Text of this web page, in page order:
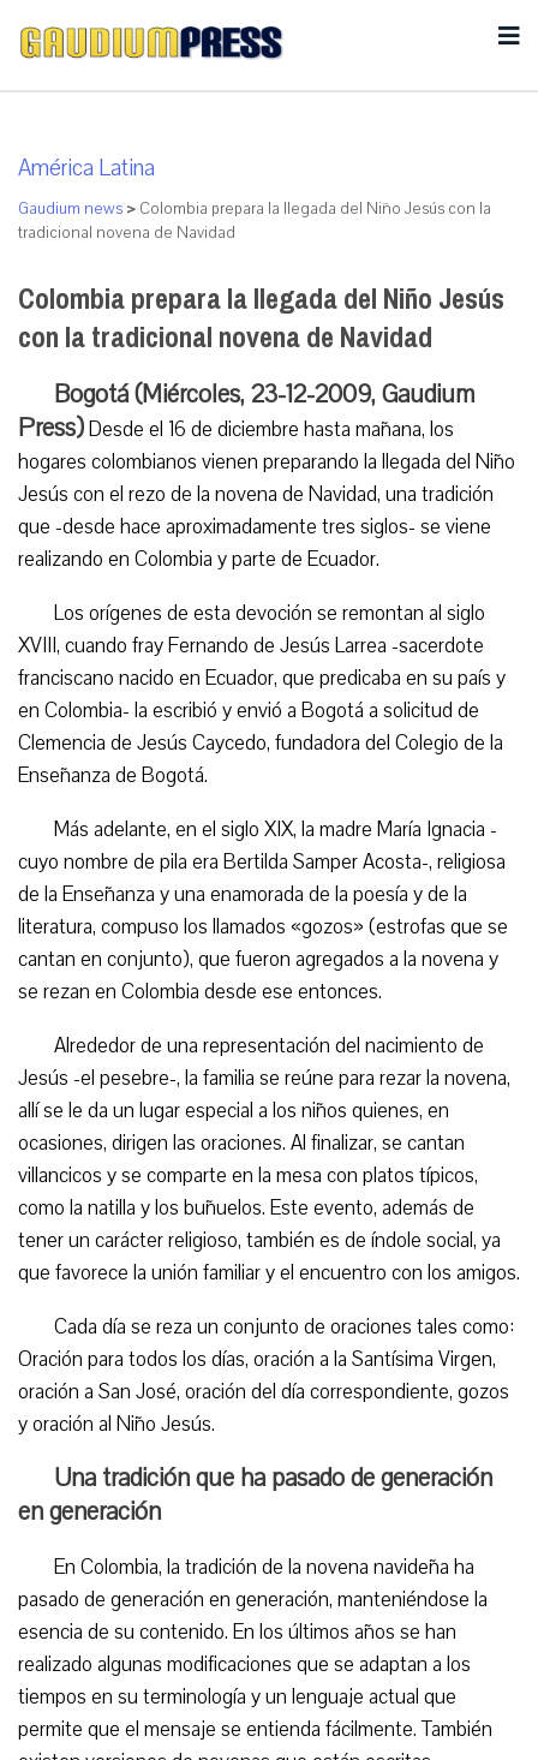
América Latina
Gaudium news > Colombia prepara la llegada del Niño Jesús con la
tradicional novena de Navidad
Colombia prepara la llegada del Niño Jesús
con la tradicional novena de Navidad
Bogotá (Miércoles, 23-12-2009, Gaudium
Press)Desde el 16 de diciembre hasta mañana, los
hogares colombianos vienen preparando la llegada del Niño
Jesús con el rezo de la novena de Navidad, una tradición
que -desde hace aproximadamente tres siglos- se viene
realizando en Colombia y parte de Ecuador.
Los orígenes de esta devoción se remontan al siglo
XVIII, cuando fray Fernando de Jesús Larrea -sacerdote
franciscano nacido en Ecuador, que predicaba en su país y
en Colombia- la escribió y envió a Bogotá a solicitud de
Clemencia de Jesús Caycedo, fundadora del Colegio de la
Enseñanza de Bogotá.
Más adelante, en el siglo XIX, la madre María Ignacia -
cuyo nombre de pila era Bertilda Samper Acosta-, religiosa
de la Enseñanza y una enamorada de la poesía y de la
literatura, compuso los llamados «gozos» (estrofas que se
cantan en conjunto), que fueron agregados a la novena y
se rezan en Colombia desde ese entonces.
Alrededor de una representación del nacimiento de
Jesús -el pesebre-, la familia se reúne para rezar la novena,
allí se le da un lugar especial a los niños quienes, en
ocasiones, dirigen las oraciones. Al finalizar, se cantan
villancicos y se comparte en la mesa con platos típicos,
como la natilla y los buñuelos. Este evento, además de
tener un carácter religioso, también es de índole social, ya
que favorece la unión familiar y el encuentro con los amigos.
Cada día se reza un conjunto de oraciones tales como:
Oración para todos los días, oración a la Santísima Virgen,
oración a San José, oración del día correspondiente, gozos
y oración al Niño Jesús.
Una tradición que ha pasado de generación
en generación
En Colombia, la tradición de la novena navideña ha
pasado de generación en generación, manteniéndose la
esencia de su contenido. En los últimos años se han
realizado algunas modificaciones que se adaptan a los
tiempos en su terminología y un lenguaje actual que
permite que el mensaje se entienda fácilmente. También